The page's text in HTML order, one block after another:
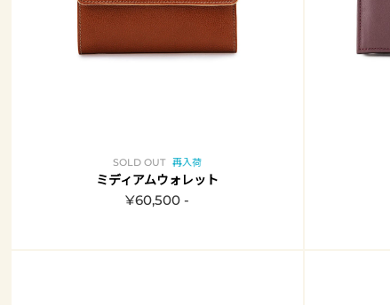
SOLD OUT 再入荷
ミディアムウォレット
¥60,500 -